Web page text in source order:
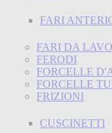
FARI
FARI DA
FERODI
FORCELLE
FORCELLE
FRIZIONI
CUSCINETTI